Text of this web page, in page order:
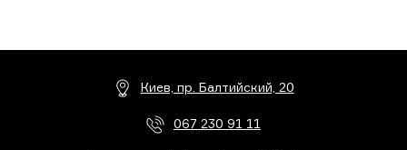
Киев, пр. Балтийский, 20
067 230 91 11